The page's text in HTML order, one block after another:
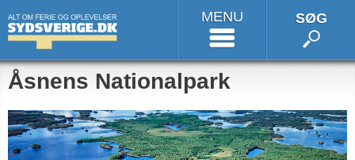
MENU SØG
Åsnens Nationalpark